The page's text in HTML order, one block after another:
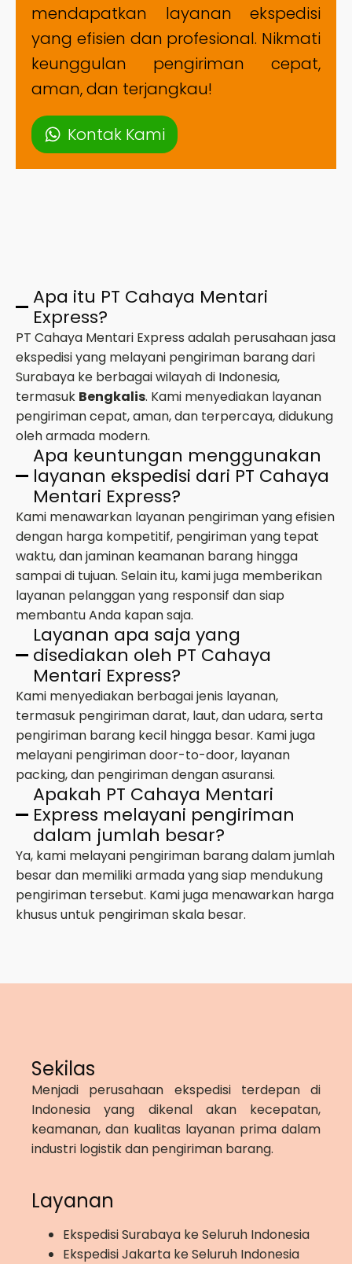
mendapatkan layanan ekspedisi
yang efisien dan profesional. Nikmati
keunggulan pengiriman cepat,
aman, dan terjangkau!
Kontak Kami
Apa itu PT Cahaya Mentari
Express?
PT Cahaya Mentari Express adalah perusahaan jasa
ekspedisi yang melayani pengiriman barang dari
Surabaya ke berbagai wilayah di Indonesia,
termasuk Bengkalis. Kami menyediakan layanan
pengiriman cepat, aman, dan terpercaya, didukung
oleh armada modern.
Apa keuntungan menggunakan
layanan ekspedisi dari PT Cahaya
Mentari Express?
Kami menawarkan layanan pengiriman yang efisien
dengan harga kompetitif, pengiriman yang tepat
waktu, dan jaminan keamanan barang hingga
sampai di tujuan. Selain itu, kami juga memberikan
layanan pelanggan yang responsif dan siap
membantu Anda kapan saja.
Layanan apa saja yang
disediakan oleh PT Cahaya
Mentari Express?
Kami menyediakan berbagai jenis layanan,
termasuk pengiriman darat, laut, dan udara, serta
pengiriman barang kecil hingga besar. Kami juga
melayani pengiriman door-to-door, layanan
packing, dan pengiriman dengan asuransi.
Apakah PT Cahaya Mentari
Express melayani pengiriman
dalam jumlah besar?
Ya, kami melayani pengiriman barang dalam jumlah
besar dan memiliki armada yang siap mendukung
pengiriman tersebut. Kami juga menawarkan harga
khusus untuk pengiriman skala besar.
Sekilas
Menjadi perusahaan ekspedisi terdepan di
Indonesia yang dikenal akan kecepatan,
keamanan, dan kualitas layanan prima dalam
industri logistik dan pengiriman barang.
Layanan
Ekspedisi Surabaya ke Seluruh Indonesia
Ekspedisi Jakarta ke Seluruh Indonesia